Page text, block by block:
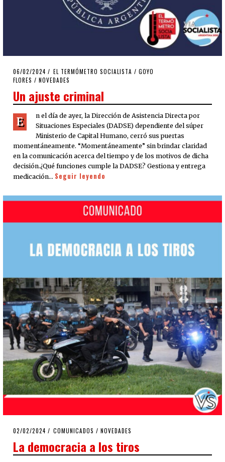
POSTED
ON
06/02/2024 06/02/2024
EL TERMÓMETRO SOCIALISTA / GOYO
FLORES / NOVEDADES
Un ajuste criminal
E
n el día de ayer, la Dirección de Asistencia Directa por
Situaciones Especiales (DADSE) dependiente del súper
Ministerio de Capital Humano, cerró sus puertas
momentáneamente. “Momentáneamente” sin brindar claridad
en la comunicación acerca del tiempo y de los motivos de dicha
decisión.¿Qué funciones cumple la DADSE? Gestiona y entrega
medicación… Seguir leyendo
POSTED
02/02/2024 02/02/2024
COMUNICADOS / NOVEDADES
La democracia a los tiros